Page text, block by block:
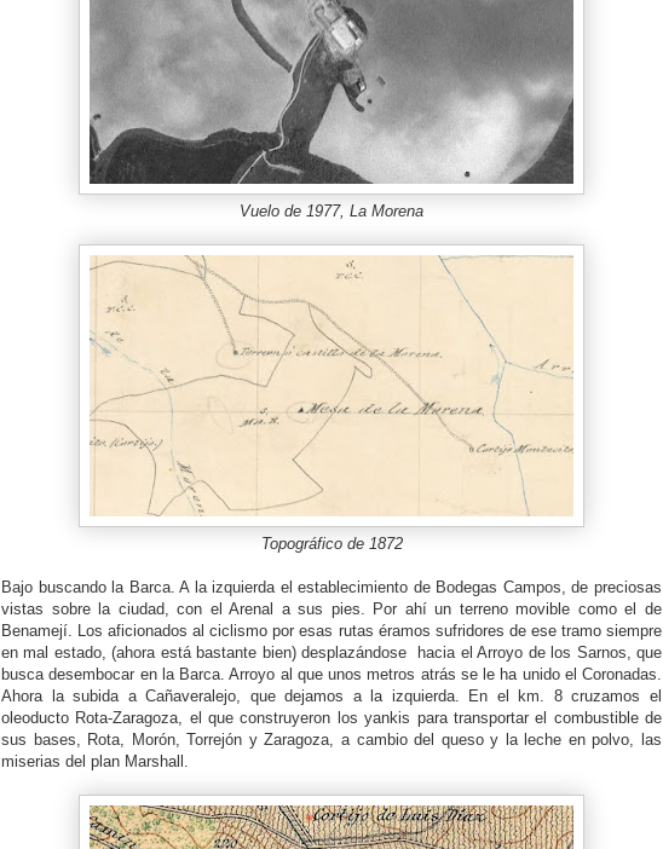
Vuelo de 1977, La Morena
Topográfico de 1872
Bajo buscando la Barca. A la izquierda el establecimiento de Bodegas Campos, de preciosas
vistas sobre la ciudad, con el Arenal a sus pies. Por ahí un terreno movible como el de
Benamejí. Los aficionados al ciclismo por esas rutas éramos sufridores de ese tramo siempre
en mal estado, (ahora está bastante bien) desplazándose hacia el Arroyo de los Sarnos, que
busca desembocar en la Barca. Arroyo al que unos metros atrás se le ha unido el Coronadas.
Ahora la subida a Cañaveralejo, que dejamos a la izquierda. En el km. 8 cruzamos el
oleoducto Rota-Zaragoza, el que construyeron los yankis para transportar el combustible de
sus bases, Rota, Morón, Torrejón y Zaragoza, a cambio del queso y la leche en polvo, las
miserias del plan Marshall.